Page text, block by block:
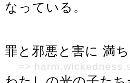
なっている。
罪と邪悪と害に 満
=>